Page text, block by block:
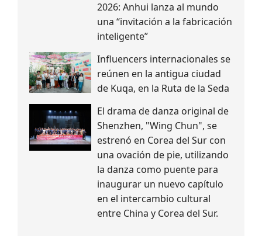
2026: Anhui lanza al mundo
una “invitación a la fabricación
inteligente”
Influencers internacionales se
reúnen en la antigua ciudad
de Kuqa, en la Ruta de la Seda
El drama de danza original de
Shenzhen, "Wing Chun", se
estrenó en Corea del Sur con
una ovación de pie, utilizando
la danza como puente para
inaugurar un nuevo capítulo
en el intercambio cultural
entre China y Corea del Sur.